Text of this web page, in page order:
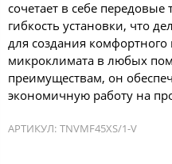
сочетает в себе
гибкость установки, что
для создания
микроклимата в любых
преимуществам, он
экономичную работу на
АРТИКУЛ: TNVMF45XS/1-V